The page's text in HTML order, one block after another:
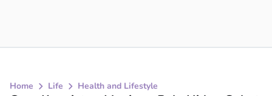
Home Life Health and Lifestyle